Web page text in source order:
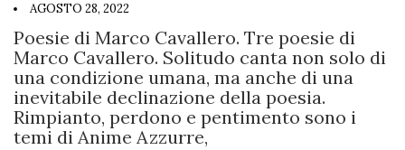
AGOSTO 28, 2022
Poesie di Marco Cavallero. Tre poesie di
Marco Cavallero. Solitudo canta non solo di
una condizione umana, ma anche di una
inevitabile declinazione della poesia.
Rimpianto, perdono e pentimento sono i
temi di Anime Azzurre,